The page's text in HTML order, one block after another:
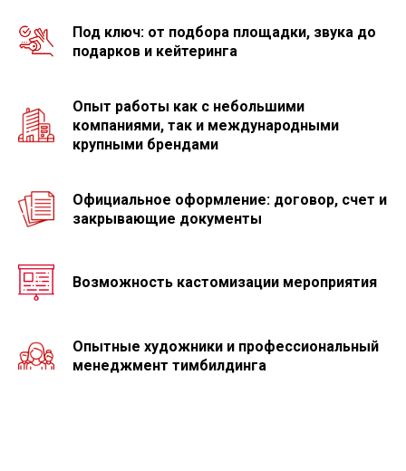
Под ключ: от подбора площадки, звука до
подарков и кейтеринга
Опыт работы как с небольшими
компаниями, так и международными
крупными брендами
Официальное оформление: договор, счет и
закрывающие документы
Возможность кастомизации мероприятия
Опытные художники и профессиональный
менеджмент тимбилдинга